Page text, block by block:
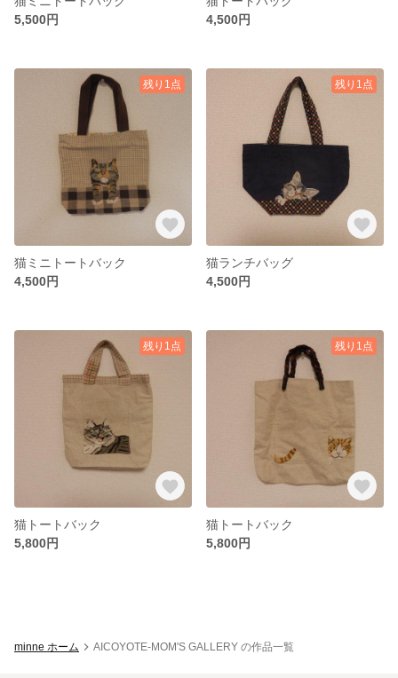
5,500円
4,500円
残り1点
猫ミニトートバック
4,500円
残り1点
猫ランチバッグ
4,500円
残り1点
猫トートバック
5,800円
残り1点
猫トートバック
5,800円
minne ホーム AICOYOTE-MOM'S GALLERY の作品一覧